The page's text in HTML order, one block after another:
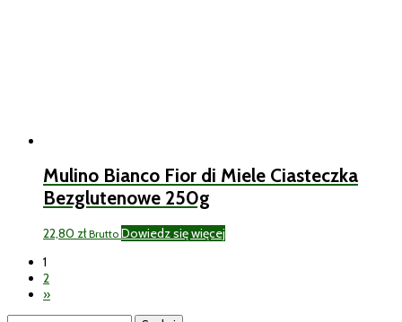
Mulino Bianco Fior di Miele Ciasteczka
Bezglutenowe 250g
22,80 zł Brutto Dowiedz się więcej
1
2
»